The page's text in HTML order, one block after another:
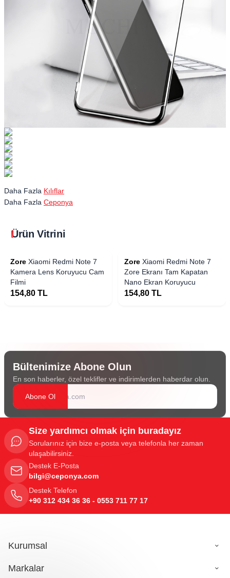
Daha Fazla Kılıflar
Daha Fazla Ceponya
Ürün Vitrini
Zore Xiaomi Redmi Note 7
Kamera Lens Koruyucu Cam
Filmi
154,80 TL
Zore Xiaomi Redmi Note 7
Zore Ekranı Tam Kapatan
Nano Ekran Koruyucu
154,80 TL
Bültenimize Abone Olun
En son haberler, özel teklifler ve indirimlerden haberdar olun.
Abone Ol
Size yardımcı olmak için buradayız
Sorularınız için bize e-posta veya telefonla her zaman
ulaşabilirsiniz.
Destek E-Posta
bilgi@ceponya.com
Destek Telefon
+90 312 434 36 36 - 0553 711 77 17
Kurumsal
Markalar